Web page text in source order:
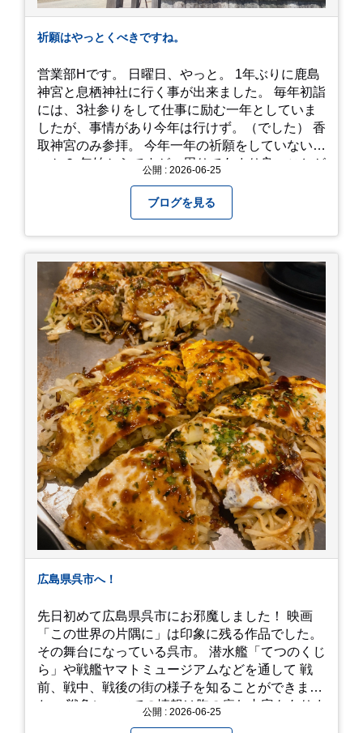
祈願はやっとくべきですね。
営業部Hです。 日曜日、やっと。 1年ぶりに鹿島
神宮と息栖神社に行く事が出来ました。 毎年初詣
には、3社参りをして仕事に励む一年としていま
したが、事情があり今年は行けず。（でした） 香
取神宮のみ参拝。 今年一年の祈願をしていないせ
いか？ 年始からですが、周りであまり良いことが
から、あっという間に半年が過ぎやっとこさ。 3
日後のこと。不思議ですね。 気にかかる事1つ
目。友人の長期入院から退院の知らせあり！ 気に
かかる事2つ目。疎遠だった知人の訪問あり！ 気
にかかるetcが徐々に....。 気の持ちようと、タイ
ミングかもしれませんが。お宮参りはお薦めで
す。
公開 : 2026-06-25
ブログを見る
広島県呉市へ！
先日初めて広島県呉市にお邪魔しました！ 映画
「この世界の片隅に」は印象に残る作品でした。
その舞台になっている呉市。 潜水艦「てつのくじ
ら」や戦艦ヤマトミュージアムなどを通して 戦
前、戦中、戦後の街の様子を知ることができまし
た。 戦争についての情報は胸の痛む内容もありま
公開 : 2026-06-25